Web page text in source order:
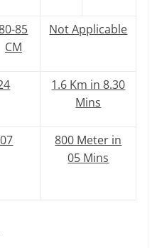
85
CM
Not Applicable
1.6 Km in 8.30
Mins
800 Meter in
05 Mins